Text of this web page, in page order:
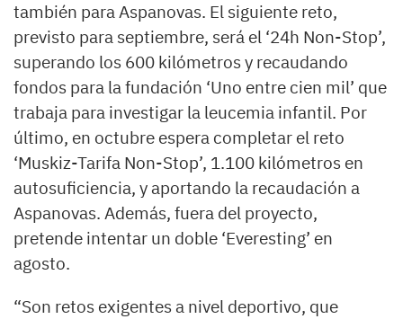
también para Aspanovas. El siguiente reto,
previsto para septiembre, será el ‘24h Non-Stop’,
superando los 600 kilómetros y recaudando
fondos para la fundación ‘Uno entre cien mil’ que
trabaja para investigar la leucemia infantil. Por
último, en octubre espera completar el reto
‘Muskiz-Tarifa Non-Stop’, 1.100 kilómetros en
autosuficiencia, y aportando la recaudación a
Aspanovas. Además, fuera del proyecto,
pretende intentar un doble ‘Everesting’ en
agosto.
“Son retos exigentes a nivel deportivo, que